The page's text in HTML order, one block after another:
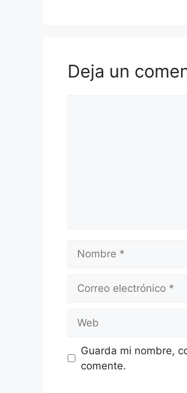
Deja un
electrónico
Guarda mi nombre,
comente.